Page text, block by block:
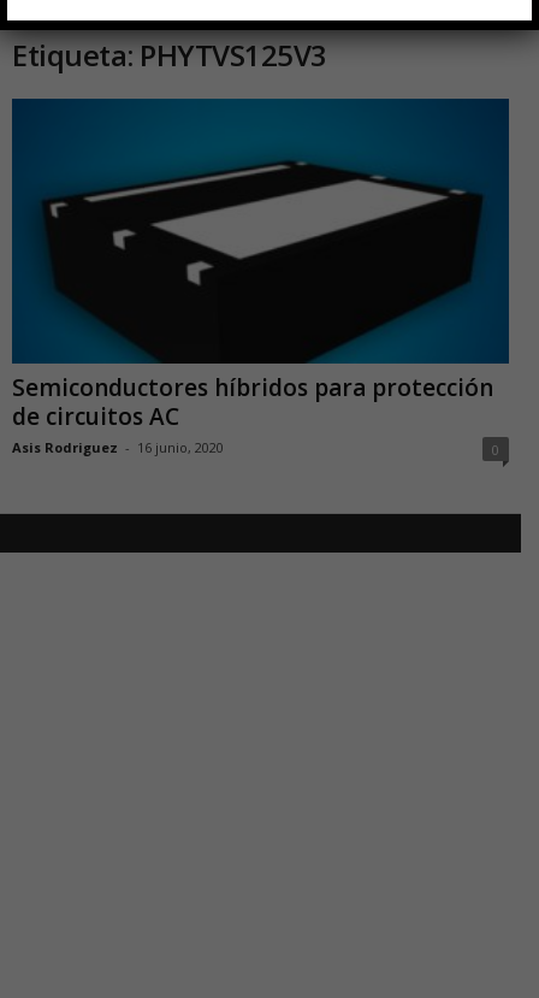
Etiqueta: PHYTVS125V3
Semiconductores híbridos para protección
de circuitos AC
Asis Rodriguez - 16 junio, 2020 0